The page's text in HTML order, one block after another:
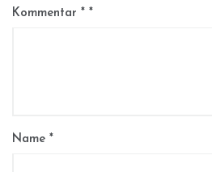
Kommentar *
Name *